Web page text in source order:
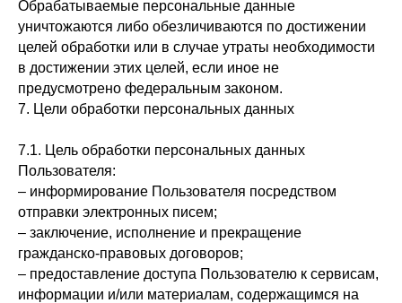
Обрабатываемые персональные данные
уничтожаются либо обезличиваются по достижении
целей обработки или в случае утраты необходимости
в достижении этих целей, если иное не
предусмотрено федеральным законом.
7. Цели обработки персональных данных
7.1. Цель обработки персональных данных
Пользователя:
– информирование Пользователя посредством
отправки электронных писем;
– заключение, исполнение и прекращение
гражданско-правовых договоров;
– предоставление доступа Пользователю к сервисам,
информации и/или материалам, содержащимся на